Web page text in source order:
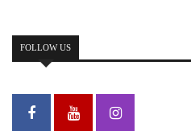
FOLLOW US